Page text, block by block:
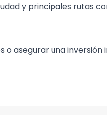
y principales rutas
asegurar una inversión